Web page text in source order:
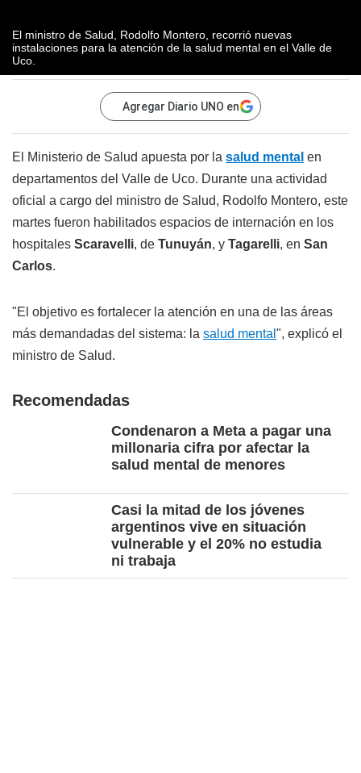
El ministro de Salud, Rodolfo Montero, recorrió nuevas
instalaciones para la atención de la salud mental en el Valle de
Uco.
Agregar Diario UNO en
El Ministerio de Salud apuesta por la salud mental en
departamentos del Valle de Uco. Durante una actividad
oficial a cargo del ministro de Salud, Rodolfo Montero, este
martes fueron habilitados espacios de internación en los
hospitales Scaravelli, de Tunuyán, y Tagarelli, en San
Carlos.
"El objetivo es fortalecer la atención en una de las áreas
más demandadas del sistema: la salud mental ", explicó el
ministro de Salud.
Recomendadas
Condenaron a Meta a pagar una
millonaria cifra por afectar la
salud mental de menores
Casi la mitad de los jóvenes
argentinos vive en situación
vulnerable y el 20% no estudia
ni trabaja